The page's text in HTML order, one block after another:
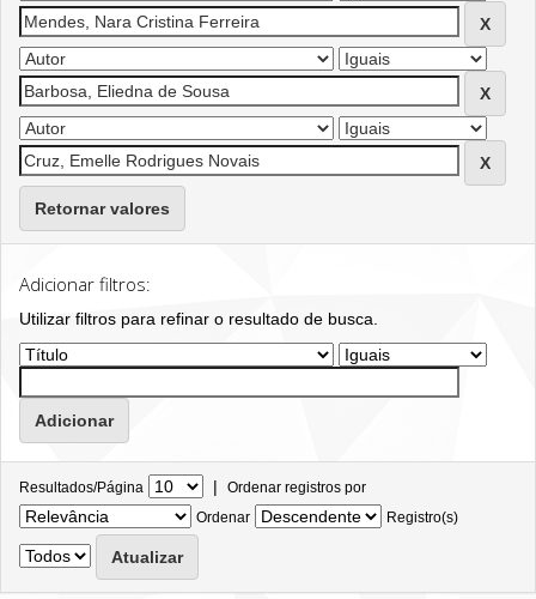
Retornar valores
Adicionar filtros:
Utilizar filtros para refinar o resultado de busca.
Resultados/Página | Ordenar registros por
Ordenar
Registro(s)